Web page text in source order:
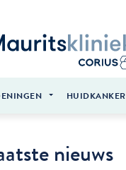
HUIDKANKER
nieuws